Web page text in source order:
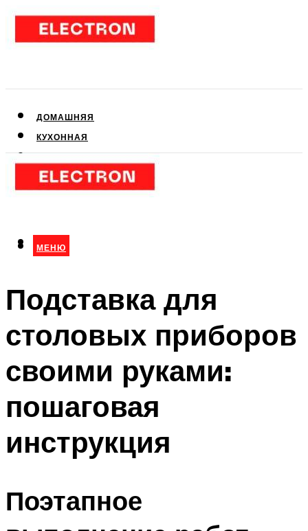
ДОМАШНЯЯ
КУХОННАЯ
КЛИМАТИЧЕСКАЯ
МЕНЮ
МЕНЮ
Подставка для
столовых приборов
своими руками:
пошаговая
инструкция
Поэтапное